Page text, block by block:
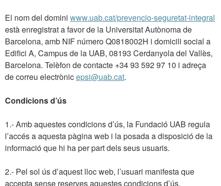
El nom del domini www.uab.cat/prevencio-seguretat-integral
està enregistrat a favor de la Universitat Autònoma de
Barcelona, amb NIF número Q0818002H i domicili social a
Edifici A, Campus de la UAB, 08193 Cerdanyola del Vallès,
Barcelona. Telèfon de contacte +34 93 592 97 10 i adreça
de correu electrònicepsi@uab.cat.
Condicions d’ús
1.- Amb aquestes condicions d’ús, la Fundació UAB regula
l’accés a aquesta pàgina web i la posada a disposició de la
informació que hi ha per part dels seus usuaris.
2.- Pel sol ús d’aquest lloc web, l’usuari manifesta que
accepta sense reserves aquestes condicions d’ús.